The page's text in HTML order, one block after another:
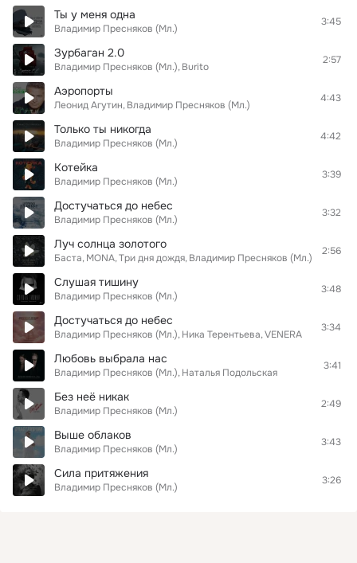
Ты у меня одна
Владимир Пресняков (Мл.)
3:45
Зурбаган 2.0
Владимир Пресняков (Мл.) Burito
2:57
Аэропорты
Леонид Агутин Владимир Пресняков (Мл.)
4:43
Только ты никогда
Владимир Пресняков (Мл.)
4:42
Котейка
Владимир Пресняков (Мл.)
3:39
Достучаться до небес
Владимир Пресняков (Мл.)
3:32
Луч солнца золотого
Баста MONA Три дня дождя Владимир Пресняков (Мл.)
2:56
Слушая тишину
Владимир Пресняков (Мл.)
3:48
Достучаться до небес
Владимир Пресняков (Мл.) Ника Терентьева VENERA
3:34
Любовь выбрала нас
Владимир Пресняков (Мл.) Наталья Подольская
3:41
Без неё никак
Владимир Пресняков (Мл.)
2:49
Выше облаков
Владимир Пресняков (Мл.)
3:43
Сила притяжения
Владимир Пресняков (Мл.)
3:26